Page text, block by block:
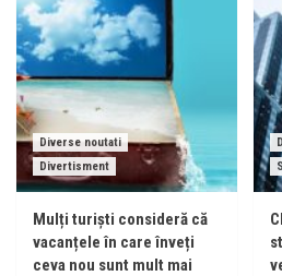
Diverse noutati
Divertisment
Mulți turiști consideră că
vacanțele în care înveți
ceva nou sunt mult mai